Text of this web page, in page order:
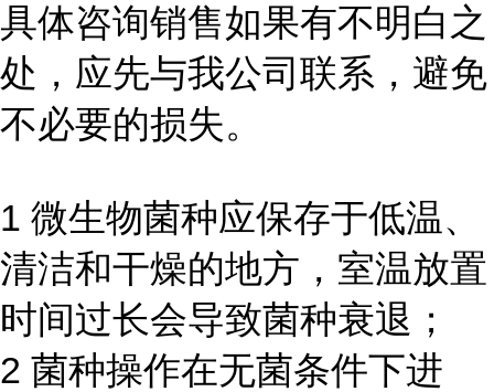
具体咨询销售如果有不明白之
处，应先与我公司联系，避免
不必要的损失。
1 微生物菌种应保存于低温、
清洁和干燥的地方，室温放置
时间过长会导致菌种衰退；
2 菌种操作在无菌条件下进